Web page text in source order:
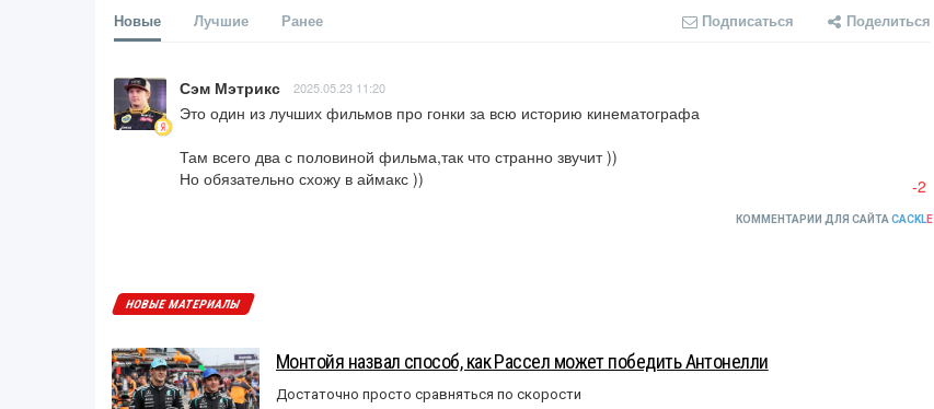
Новые Лучшие Ранее Подписаться Поделиться
Сэм Мэтрикс 2025.05.23 11:20
Это один из лучших фильмов про гонки за всю историю кинематографа
Там всего два с половиной фильма,так что странно звучит ))
Но обязательно схожу в аймакс ))
-2
КОММЕНТАРИИ ДЛЯ САЙТА CACKLE
НОВЫЕ МАТЕРИАЛЫ
Монтойя назвал способ, как Рассел может победить Антонелли
Достаточно просто сравняться по скорости